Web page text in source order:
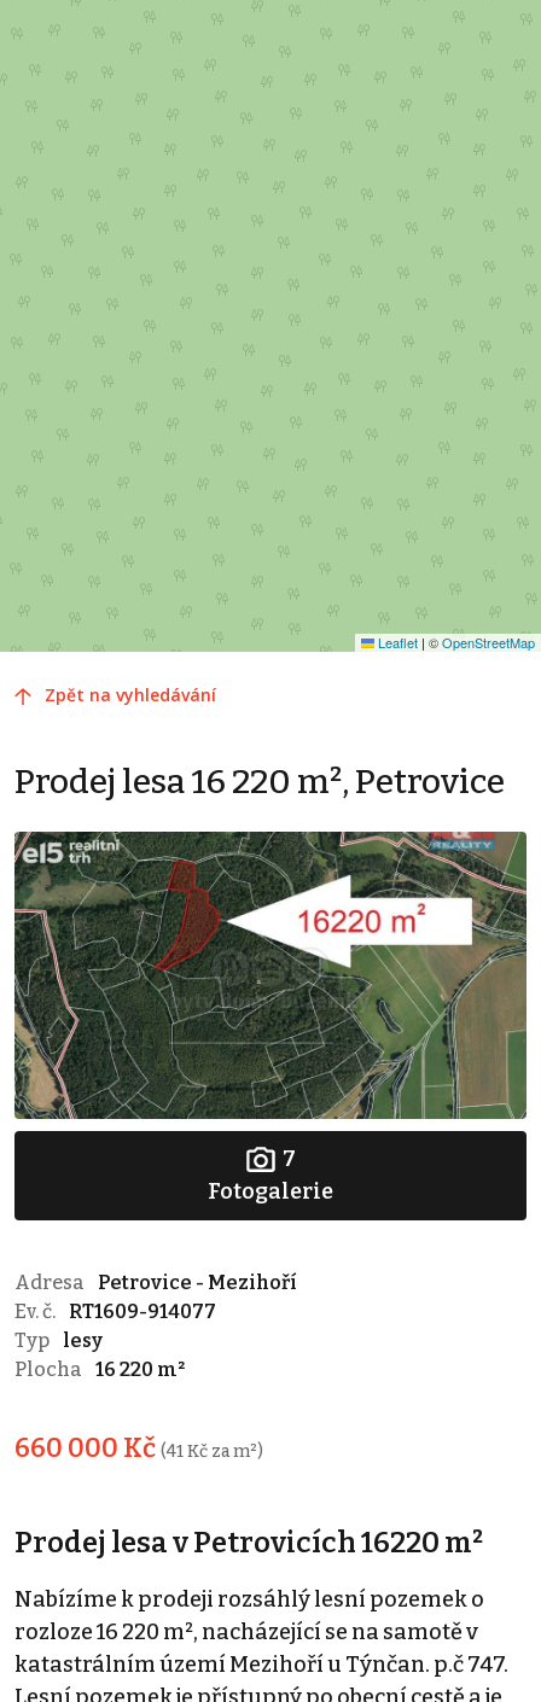
Leaflet | ©OpenStreetMap
Zpět na vyhledávání
Prodej lesa 16 220 m², Petrovice
7
Fotogalerie
Adresa
Petrovice - Mezihoří
Ev. č.
RT1609-914077
Typ
lesy
Plocha
16 220 m²
660 000 Kč (41 Kč za m²)
Prodej lesa v Petrovicích 16220 m²
Nabízíme k prodeji rozsáhlý lesní pozemek o
rozloze 16 220 m², nacházející se na samotě v
katastrálním území Mezihoří u Týnčan. p.č 747.